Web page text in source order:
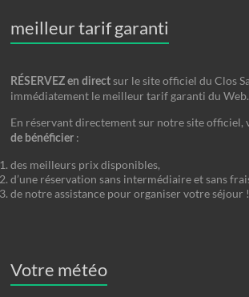
meilleur tarif garanti
RÉSERVEZ en direct sur le site officiel du Clos
immédiatement le meilleur tarif garanti du Web.
En réservant directement sur notre site officiel,
de bénéficier :
des meilleurs prix disponibles,
d’une réservation sans intermédiaire et sans
de notre assistance pour organiser votre séjour !
Votre météo